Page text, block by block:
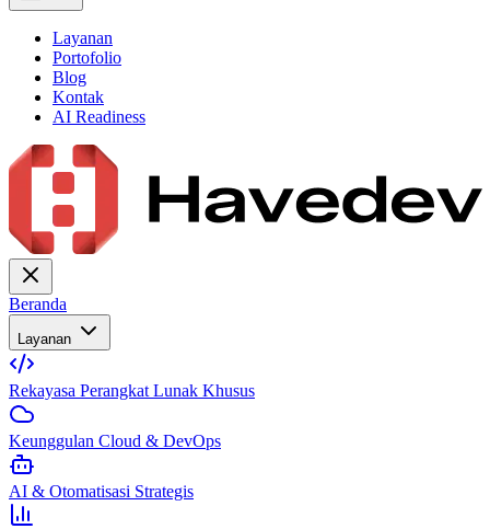
Layanan
Portofolio
Blog
Kontak
AI Readiness
Beranda
Layanan
Rekayasa Perangkat Lunak Khusus
Keunggulan Cloud & DevOps
AI & Otomatisasi Strategis